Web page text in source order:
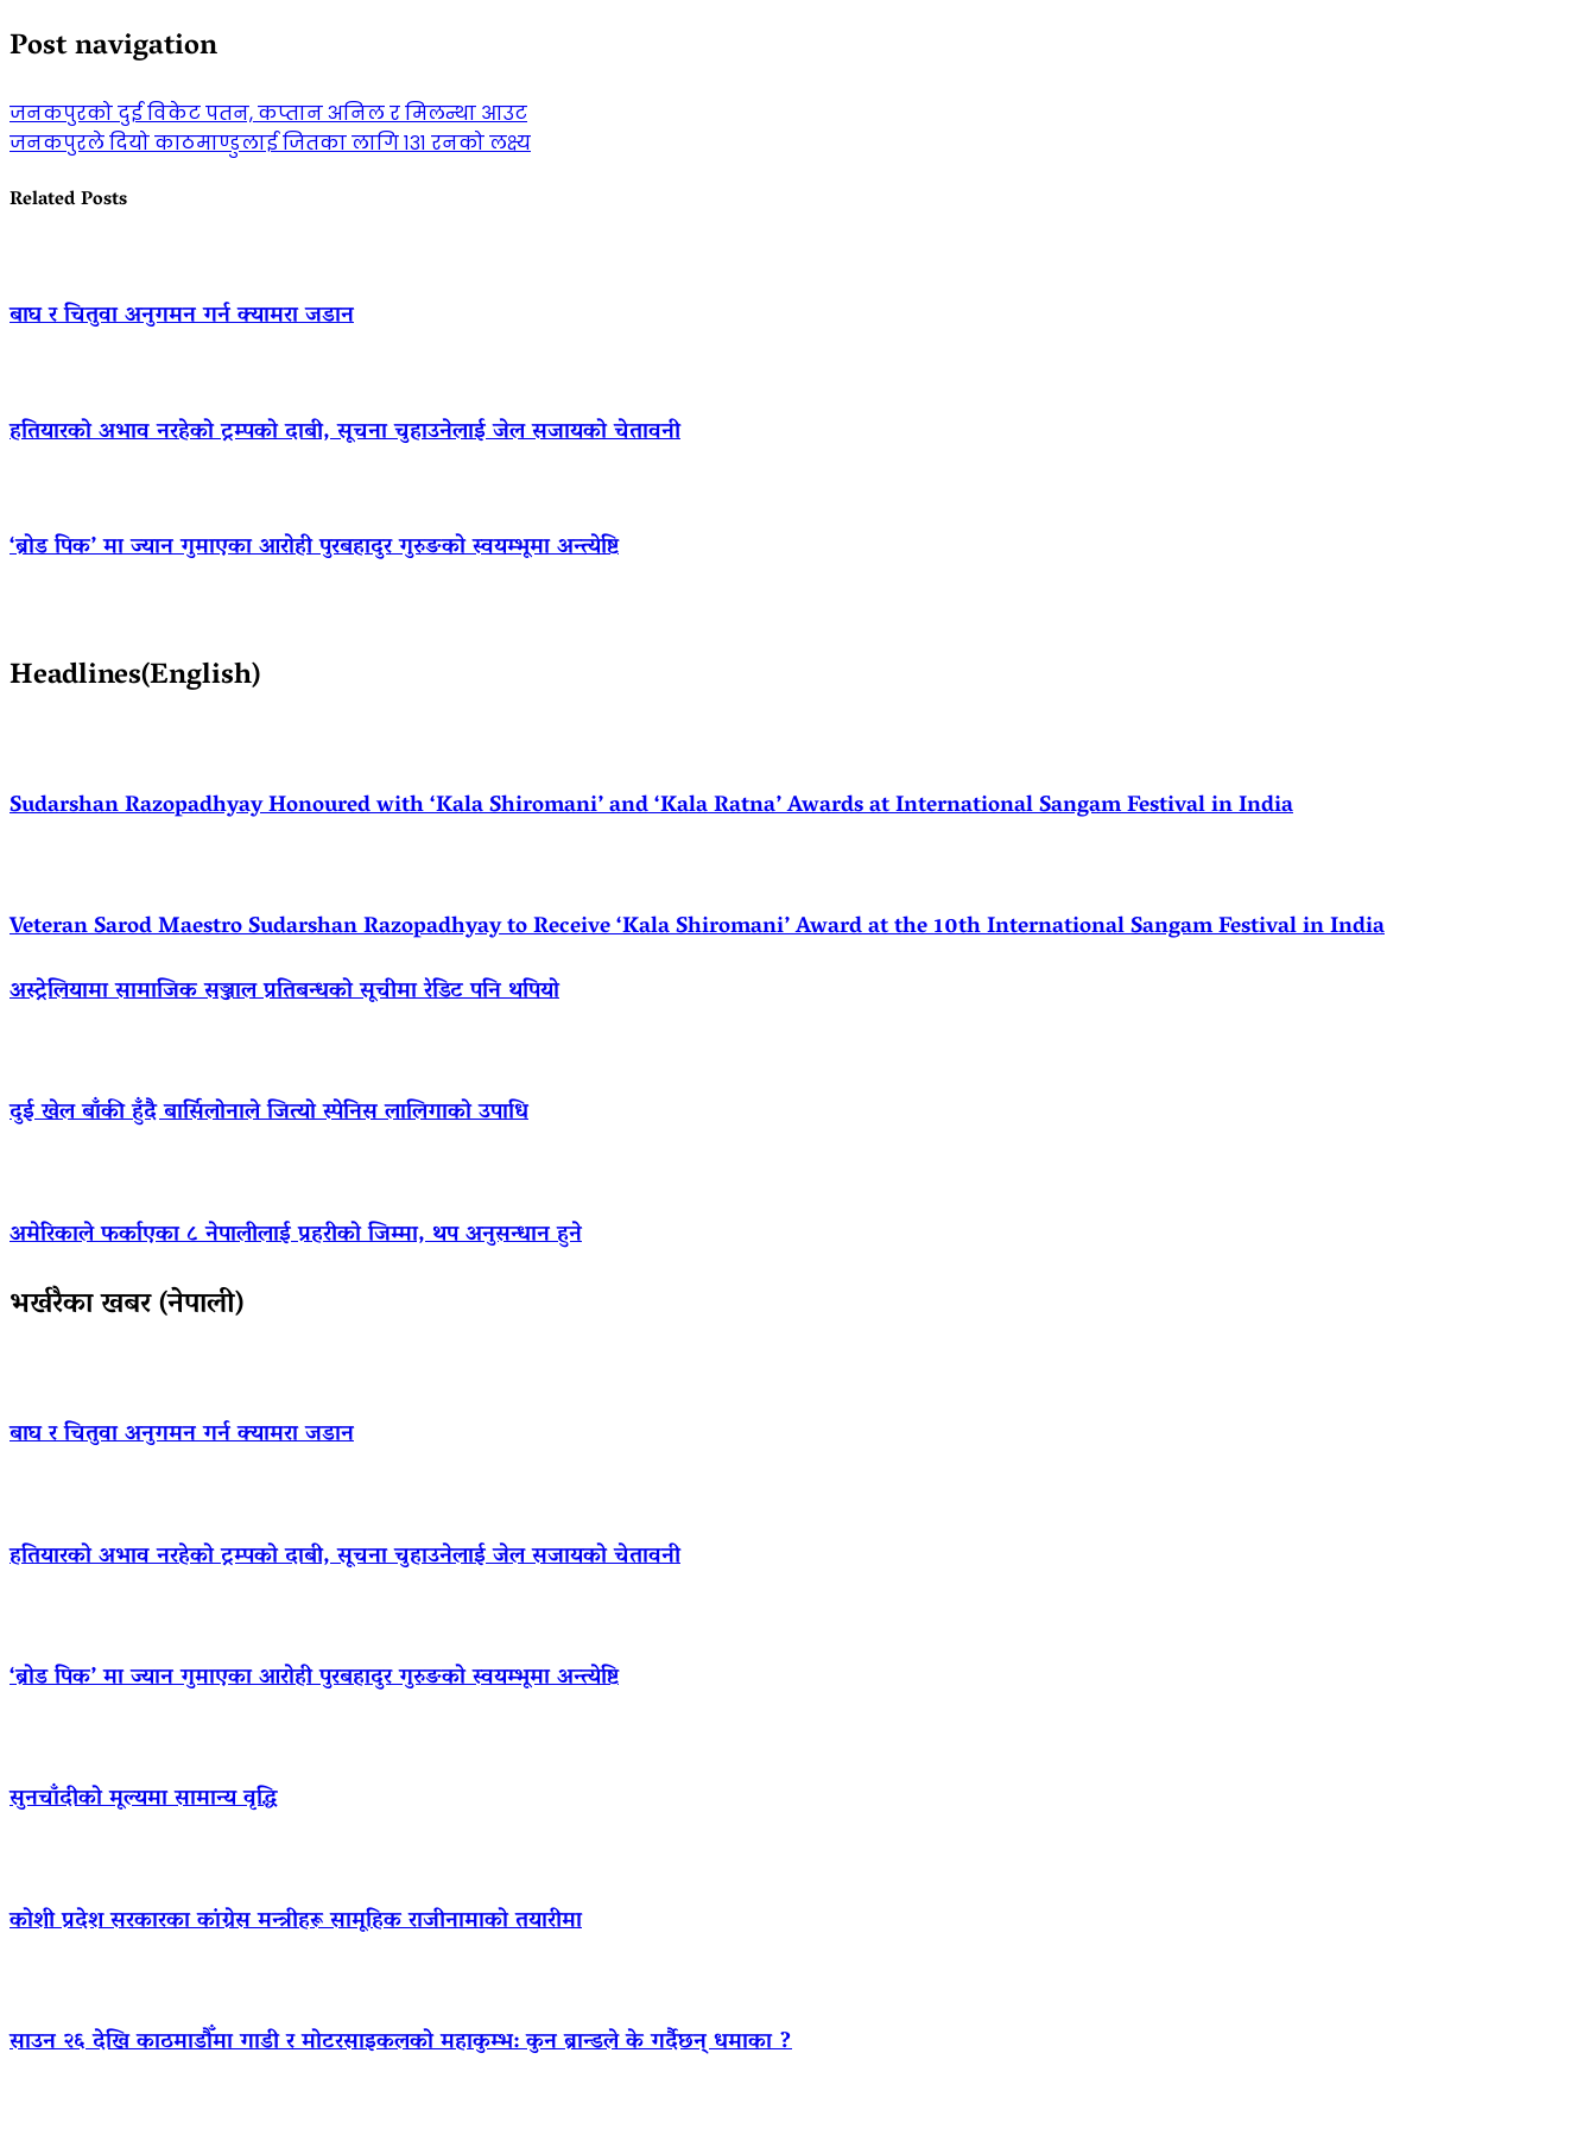
Post navigation
जनकपुरको दुई विकेट पतन, कप्तान अनिल र मिलन्था आउट
जनकपुरले दियो काठमाण्डुलाई जितका लागि १३१ रनको लक्ष्य
Related Posts
बाघ र चितुवा अनुगमन गर्न क्यामरा जडान
हतियारको अभाव नरहेको ट्रम्पको दाबी, सूचना चुहाउनेलाई जेल सजायको चेतावनी
‘ब्रोड पिक’ मा ज्यान गुमाएका आराेही पुरबहादुर गुरुङको स्वयम्भूमा अन्त्येष्टि
Headlines(English)
Sudarshan Razopadhyay Honoured with ‘Kala Shiromani’ and ‘Kala Ratna’ Awards at International Sangam Festival in India
Veteran Sarod Maestro Sudarshan Razopadhyay to Receive ‘Kala Shiromani’ Award at the 10th International Sangam Festival in India
अस्ट्रेलियामा सामाजिक सञ्जाल प्रतिबन्धको सूचीमा रेडिट पनि थपियो
दुई खेल बाँकी हुँदै बार्सिलोनाले जित्यो स्पेनिस लालिगाको उपाधि
अमेरिकाले फर्काएका ८ नेपालीलाई प्रहरीको जिम्मा, थप अनुसन्धान हुने
भर्खरैका खबर (नेपाली)
बाघ र चितुवा अनुगमन गर्न क्यामरा जडान
हतियारको अभाव नरहेको ट्रम्पको दाबी, सूचना चुहाउनेलाई जेल सजायको चेतावनी
‘ब्रोड पिक’ मा ज्यान गुमाएका आराेही पुरबहादुर गुरुङको स्वयम्भूमा अन्त्येष्टि
सुनचाँदीको मूल्यमा सामान्य वृद्धि
कोशी प्रदेश सरकारका कांग्रेस मन्त्रीहरू सामूहिक राजीनामाको तयारीमा
साउन २६ देखि काठमाडौँमा गाडी र मोटरसाइकलको महाकुम्भ: कुन ब्रान्डले के गर्दैछन् धमाका ?